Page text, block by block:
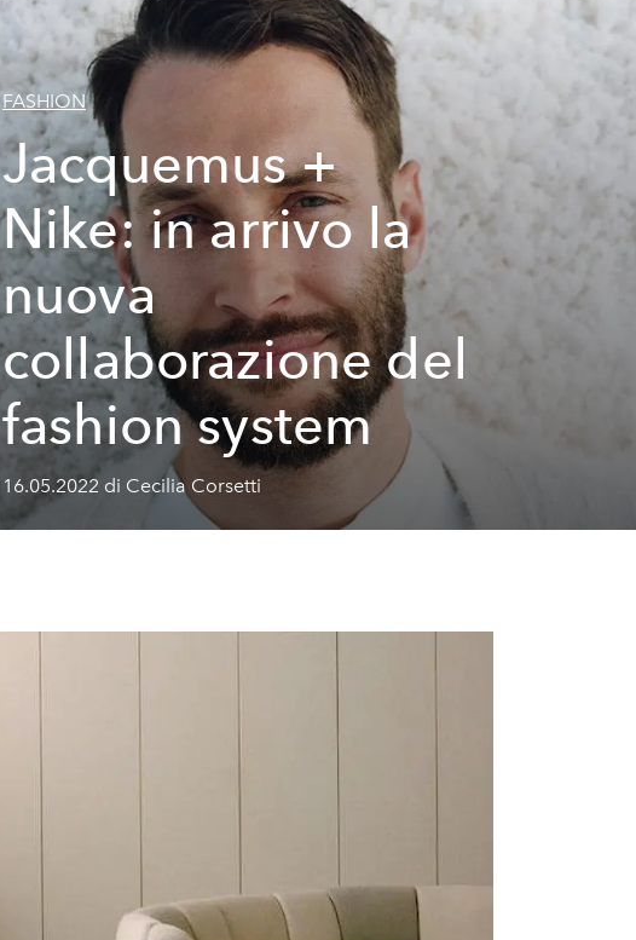
FASHION
Jacquemus +
Nike: in arrivo la
nuova
collaborazione del
fashion system
16.05.2022 di Cecilia Corsetti